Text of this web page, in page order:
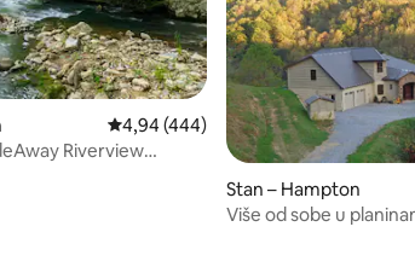
Prosječna ocjena: 4,94/5, recenzija:
4,94 (444)
Riverview
Stan – Hampton
Više od sobe u